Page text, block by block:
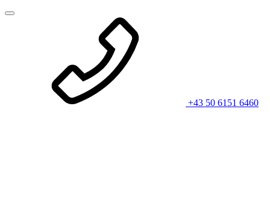
+43 50 6151 6460